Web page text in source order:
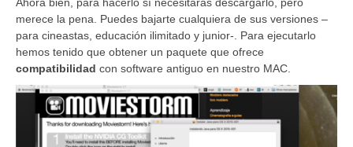
Ahora bien, para hacerlo sí necesitarás descargarlo, pero
merece la pena. Puedes bajarte cualquiera de sus versiones –
para cineastas, educación ilimitado y junior-. Para ejecutarlo
hemos tenido que obtener un paquete que ofrece
compatibilidad con software antiguo en nuestro MAC.